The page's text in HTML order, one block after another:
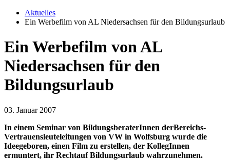
Aktuelles
Ein Werbefilm von AL Niedersachsen für den Bildungsurlaub
Ein Werbefilm von AL
Niedersachsen für den
Bildungsurlaub
03. Januar 2007
In einem Seminar von BildungsberaterInnen derBereichs-
Vertrauensleuteleitungen von VW in Wolfsburg wurde die
Ideegeboren, einen Film zu erstellen, der KollegInnen
ermuntert, ihr Rechtauf Bildungsurlaub wahrzunehmen.